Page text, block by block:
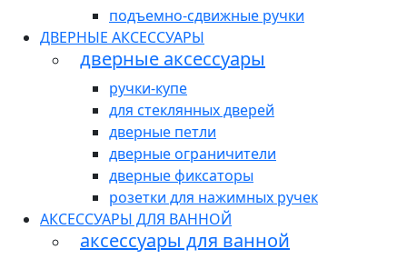
подъемно-сдвижные ручки
ДВЕРНЫЕ АКСЕССУАРЫ
дверные аксессуары
ручки-купе
для стеклянных дверей
дверные петли
дверные ограничители
дверные фиксаторы
розетки для нажимных ручек
АКСЕССУАРЫ ДЛЯ ВАННОЙ
аксессуары для ванной